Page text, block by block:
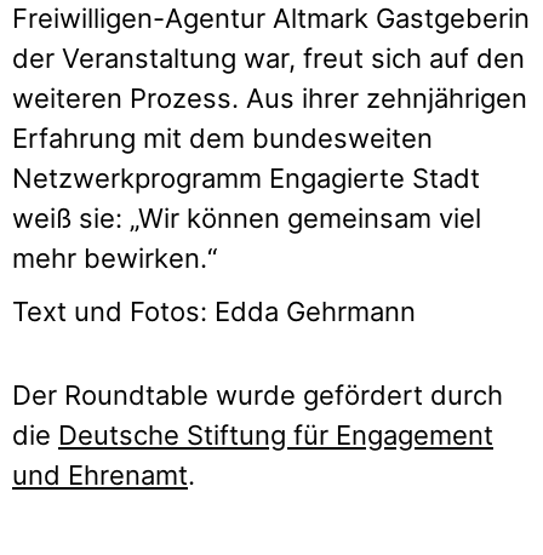
Freiwilligen-Agentur Altmark Gastgeberin
der Veranstaltung war, freut sich auf den
weiteren Prozess. Aus ihrer zehnjährigen
Erfahrung mit dem bundesweiten
Netzwerkprogramm Engagierte Stadt
weiß sie: „Wir können gemeinsam viel
mehr bewirken.“
Text und Fotos: Edda Gehrmann
Der Roundtable wurde gefördert durch
die Deutsche Stiftung für Engagement
und Ehrenamt.